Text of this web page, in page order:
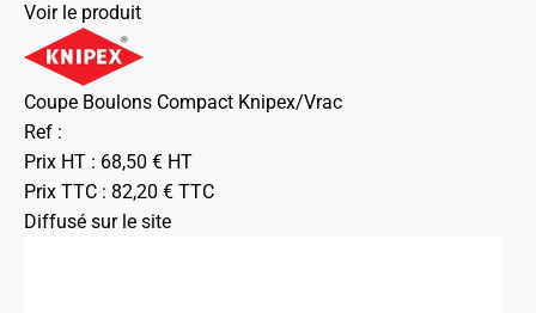
Voir le produit
Coupe Boulons Compact Knipex/Vrac
Ref :
Prix HT : 68,50 € HT
Prix TTC : 82,20 € TTC
Diffusé sur le site